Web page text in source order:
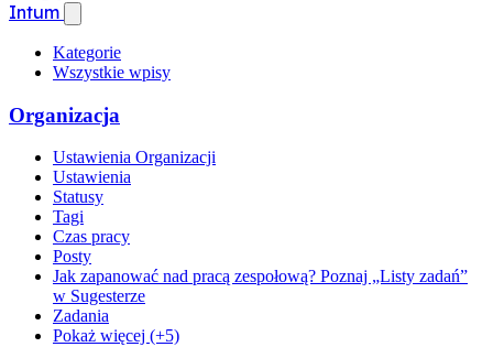
Intum
Kategorie
Wszystkie wpisy
Organizacja
Ustawienia Organizacji
Ustawienia
Statusy
Tagi
Czas pracy
Posty
Jak zapanować nad pracą zespołową? Poznaj „Listy zadań”
w Sugesterze
Zadania
Pokaż więcej (+5)